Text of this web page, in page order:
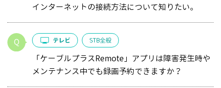
インターネットの接続方法について知りたい。
テレビ STB全般
「ケーブルプラスRemote」アプリは障害発生時や
メンテナンス中でも録画予約できますか？